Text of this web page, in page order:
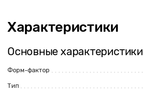
Характеристики
Основные характеристики
Форм-фактор
Тип